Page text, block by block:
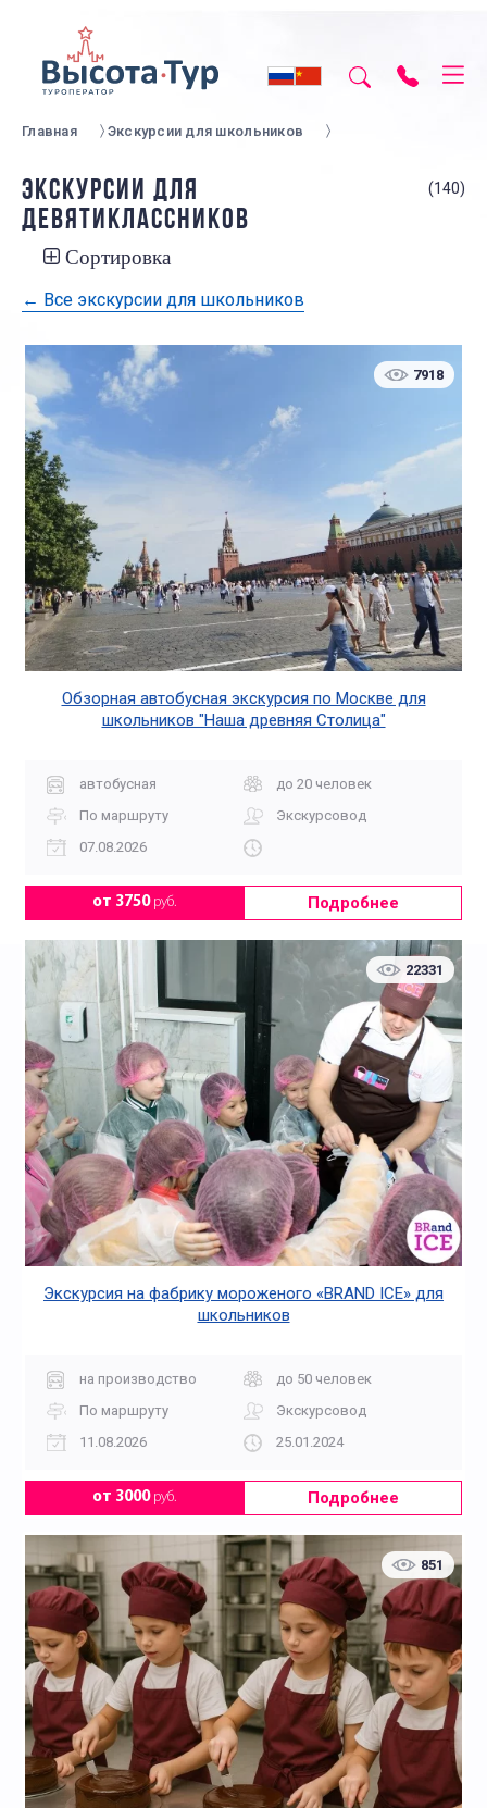
Главная Экскурсии для школьников
ЭКСКУРСИИ ДЛЯ
ДЕВЯТИКЛАССНИКОВ
(140)
Сортировка
← Все экскурсии для школьников
7918
Обзорная автобусная экскурсия по Москве для
школьников "Наша древняя Столица"
автобусная
до 20 человек
По маршруту
Экскурсовод
07.08.2026
от 3750руб. Подробнее
22331
Экскурсия на фабрику мороженого «BRAND ICE» для
школьников
на производство
до 50 человек
По маршруту
Экскурсовод
11.08.2026
25.01.2024
от 3000руб. Подробнее
851